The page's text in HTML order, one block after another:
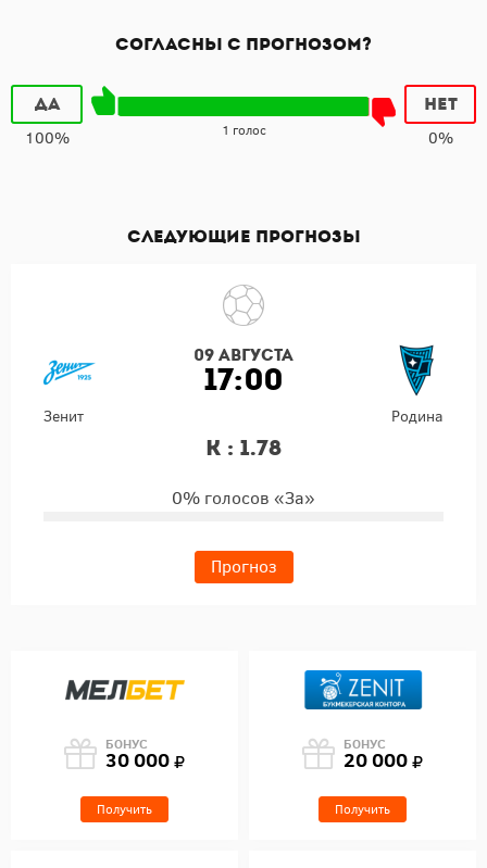
Согласны с прогнозом?
Да
100%
1 голос
Нет
0%
Следующие прогнозы
09 августа
17:00
Зенит Родина
К : 1.78
0% голосов «За»
Прогноз
БОНУС
30 000
Получить
БОНУС
20 000
Получить